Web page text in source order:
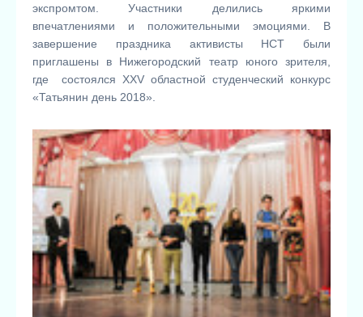
экспромтом. Участники делились яркими
впечатлениями и положительными эмоциями. В
завершение праздника активисты НСТ были
приглашены в Нижегородский театр юного зрителя,
где состоялся XXV областной студенческий конкурс
«Татьянин день 2018».